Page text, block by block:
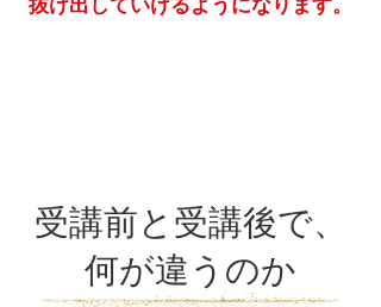
抜け出していけるようになります。
受講前と受講後で、
何が違うのか